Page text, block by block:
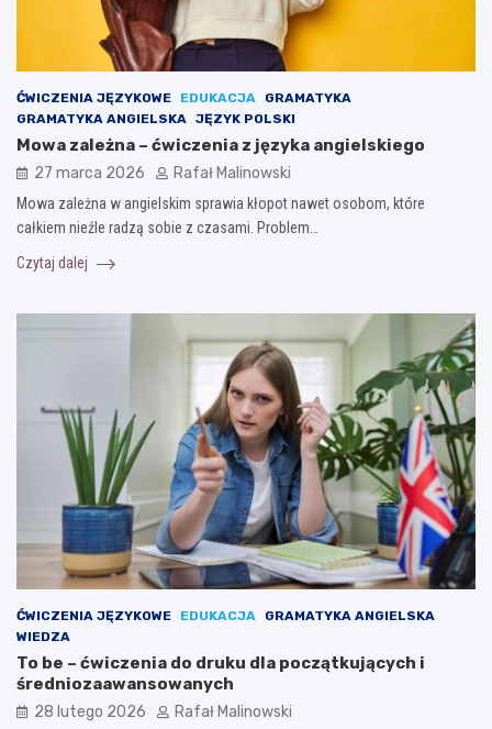
ĆWICZENIA JĘZYKOWE EDUKACJA
GRAMATYKA
GRAMATYKA ANGIELSKA JĘZYK POLSKI
Mowa zależna – ćwiczenia z języka angielskiego
27 marca 2026 Rafał Malinowski
Mowa zależna w angielskim sprawia kłopot nawet osobom, które
całkiem nieźle radzą sobie z czasami. Problem…
Czytaj dalej
ĆWICZENIA JĘZYKOWE EDUKACJA
GRAMATYKA ANGIELSKA
WIEDZA
To be – ćwiczenia do druku dla początkujących i
średniozaawansowanych
28 lutego 2026 Rafał Malinowski